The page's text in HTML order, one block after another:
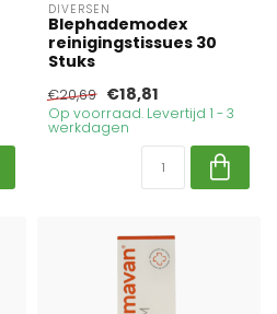
DIVERSEN
Blephademodex
reinigingstissues 30
Stuks
€20,69 €18,81
Op voorraad. Levertijd 1 - 3
werkdagen